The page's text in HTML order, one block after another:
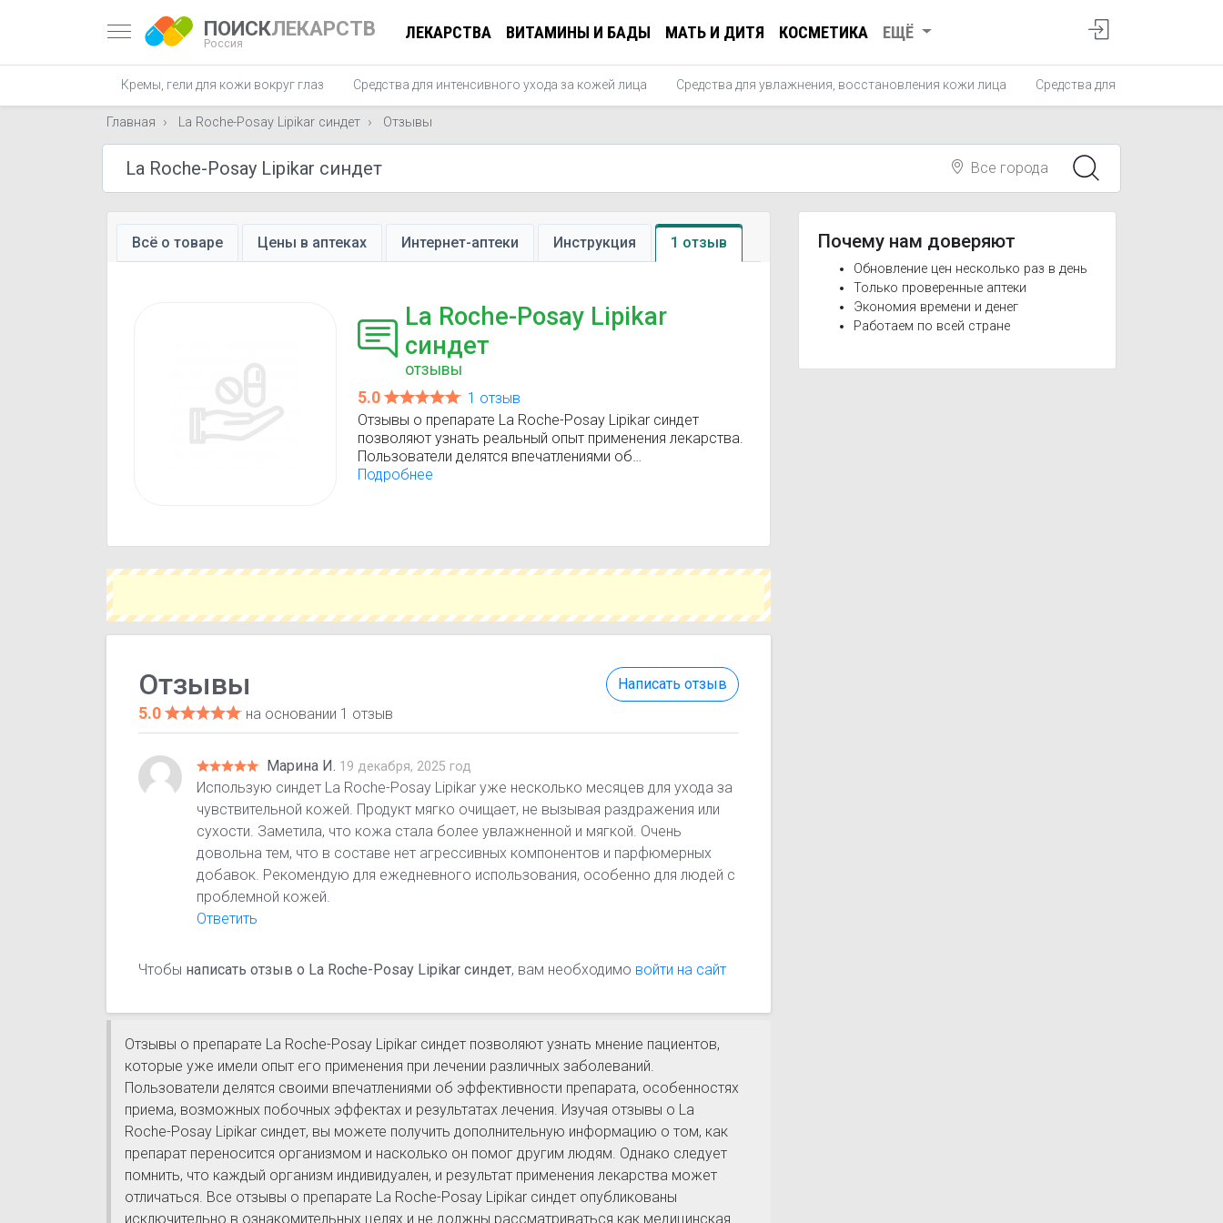
ПОИСКЛЕКАРСТВ
Россия
ЛЕКАРСТВА ВИТАМИНЫ И БАДЫ МАТЬ И ДИТЯ КОСМЕТИКА ЕЩЁ
Кремы, гели для кожи вокруг глаз Средства для интенсивного ухода за кожей лица Средства для увлажнения, восстановления кожи лица Средства для питания кожи
Главная La Roche-Posay Lipikar синдет Отзывы
Все города
Всё о товаре Цены в аптеках Интернет-аптеки Инструкция 1 отзыв
La Roche-Posay Lipikar
синдет
отзывы
5.0
1 отзыв
Отзывы о препарате La Roche-Posay Lipikar синдет
позволяют узнать реальный опыт применения лекарства.
Пользователи делятся впечатлениями об
эффективности, переносимости и результатах лечения.
Подробнее
Написать отзыв
Отзывы
5.0 на основании 1 отзыв
Марина И. 19 декабря, 2025 год
Использую синдет La Roche-Posay Lipikar уже несколько месяцев для ухода за
чувствительной кожей. Продукт мягко очищает, не вызывая раздражения или
сухости. Заметила, что кожа стала более увлажненной и мягкой. Очень
довольна тем, что в составе нет агрессивных компонентов и парфюмерных
добавок. Рекомендую для ежедневного использования, особенно для людей с
проблемной кожей.
Ответить
Чтобы написать отзыв о La Roche-Posay Lipikar синдет, вам необходимо войти на сайт
Отзывы о препарате La Roche-Posay Lipikar синдет позволяют узнать мнение пациентов,
которые уже имели опыт его применения при лечении различных заболеваний.
Пользователи делятся своими впечатлениями об эффективности препарата, особенностях
приема, возможных побочных эффектах и результатах лечения. Изучая отзывы о La
Roche-Posay Lipikar синдет, вы можете получить дополнительную информацию о том, как
препарат переносится организмом и насколько он помог другим людям. Однако следует
помнить, что каждый организм индивидуален, и результат применения лекарства может
отличаться. Все отзывы о препарате La Roche-Posay Lipikar синдет опубликованы
исключительно в ознакомительных целях и не должны рассматриваться как медицинская
Почему нам доверяют
Обновление цен несколько раз в день
Только проверенные аптеки
Экономия времени и денег
Работаем по всей стране